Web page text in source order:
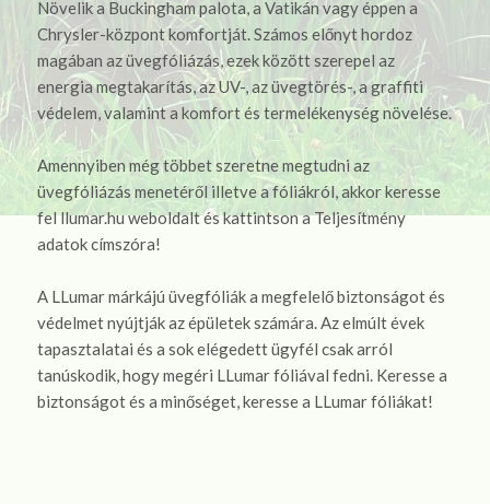
Növelik a Buckingham palota, a Vatikán vagy éppen a
Chrysler-központ komfortját. Számos előnyt hordoz
magában az üvegfóliázás, ezek között szerepel az
energia megtakarítás, az UV-, az üvegtörés-, a graffiti
védelem, valamint a komfort és termelékenység növelése.
Amennyiben még többet szeretne megtudni az
üvegfóliázás menetéről illetve a fóliákról, akkor keresse
fel llumar.hu weboldalt és kattintson a Teljesítmény
adatok címszóra!
A LLumar márkájú üvegfóliák a megfelelő biztonságot és
védelmet nyújtják az épületek számára. Az elmúlt évek
tapasztalatai és a sok elégedett ügyfél csak arról
tanúskodik, hogy megéri LLumar fóliával fedni. Keresse a
biztonságot és a minőséget, keresse a LLumar fóliákat!